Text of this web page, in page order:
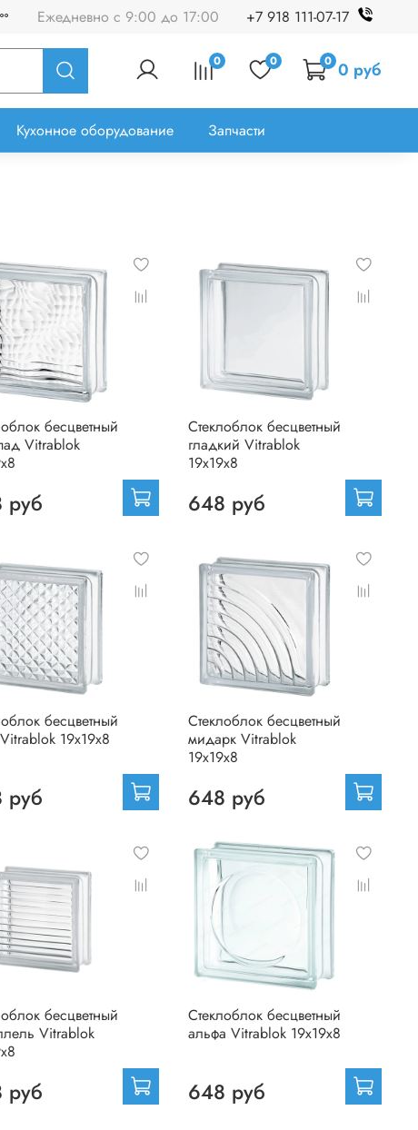
Ежедневно с 9:00 до 17:00 +7 918 111-07-17
0 0 0 0 руб
Кухонное оборудование Запчасти
бесцветный
Vitrablok
руб
Стеклоблок бесцветный
гладкий Vitrablok
19х19х8
648 руб
бесцветный
19х19х8
руб
Стеклоблок бесцветный
мидарк Vitrablok
19х19х8
648 руб
бесцветный
Vitrablok
руб
Стеклоблок бесцветный
альфа Vitrablok 19х19х8
648 руб